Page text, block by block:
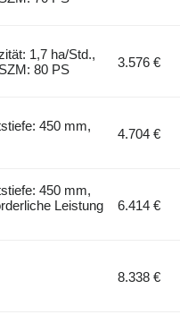
1,7 ha/Std.,
80 PS
3.576 €
450 mm,
4.704 €
450 mm,
Leistung
6.414 €
8.338 €